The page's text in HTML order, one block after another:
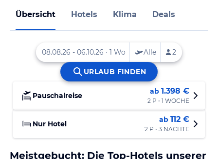
Übersicht Hotels Klima Deals
Pauschalreise ab 1.398 €
2 P • 1 WOCHE
Nur Hotel ab 112 €
2 P • 3 NÄCHTE
Meistgebucht: Die Top-Hotels unserer